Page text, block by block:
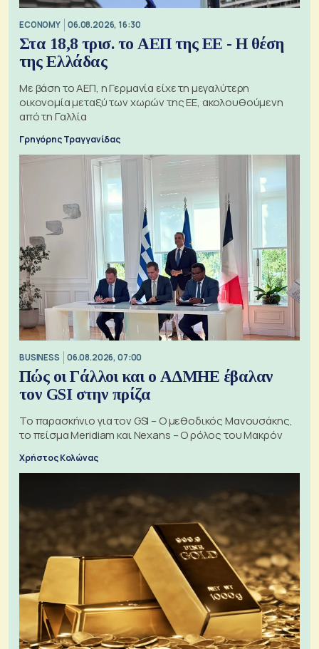
ECONOMY 06.08.2026, 16:30
Στα 18,8 τρισ. το ΑΕΠ της ΕΕ - Η θέση
της Ελλάδας
Με βάση το ΑΕΠ, η Γερμανία είχε τη μεγαλύτερη
οικονομία μεταξύ των χωρών της ΕΕ, ακολουθούμενη
από τη Γαλλία
Γρηγόρης Τραγγανίδας
BUSINESS 06.08.2026, 07:00
Πώς οι Γάλλοι και ο ΑΔΜΗΕ έβαλαν
τον GSI στην πρίζα
Το παρασκήνιο για τον GSI – Ο μεθοδικός Μανουσάκης,
το πείσμα Meridiam και Nexans – Ο ρόλος του Μακρόν
Χρήστος Κολώνας